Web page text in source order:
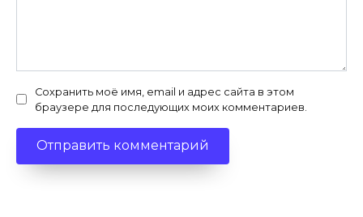
Сохранить моё имя, email и адрес сайта в этом
браузере для последующих моих комментариев.